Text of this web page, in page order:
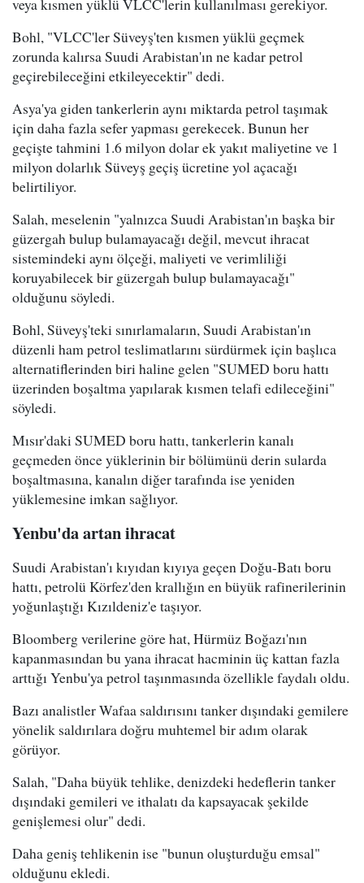
veya kısmen yüklü VLCC'lerin kullanılması gerekiyor.
Bohl, "VLCC'ler Süveyş'ten kısmen yüklü geçmek
zorunda kalırsa Suudi Arabistan'ın ne kadar petrol
geçirebileceğini etkileyecektir" dedi.
Asya'ya giden tankerlerin aynı miktarda petrol taşımak
için daha fazla sefer yapması gerekecek. Bunun her
geçişte tahmini 1.6 milyon dolar ek yakıt maliyetine ve 1
milyon dolarlık Süveyş geçiş ücretine yol açacağı
belirtiliyor.
Salah, meselenin "yalnızca Suudi Arabistan'ın başka bir
güzergah bulup bulamayacağı değil, mevcut ihracat
sistemindeki aynı ölçeği, maliyeti ve verimliliği
koruyabilecek bir güzergah bulup bulamayacağı"
olduğunu söyledi.
Bohl, Süveyş'teki sınırlamaların, Suudi Arabistan'ın
düzenli ham petrol teslimatlarını sürdürmek için başlıca
alternatiflerinden biri haline gelen "SUMED boru hattı
üzerinden boşaltma yapılarak kısmen telafi edileceğini"
söyledi.
Mısır'daki SUMED boru hattı, tankerlerin kanalı
geçmeden önce yüklerinin bir bölümünü derin sularda
boşaltmasına, kanalın diğer tarafında ise yeniden
yüklemesine imkan sağlıyor.
Yenbu'da artan ihracat
Suudi Arabistan'ı kıyıdan kıyıya geçen Doğu-Batı boru
hattı, petrolü Körfez'den krallığın en büyük rafinerilerinin
yoğunlaştığı Kızıldeniz'e taşıyor.
Bloomberg verilerine göre hat, Hürmüz Boğazı'nın
kapanmasından bu yana ihracat hacminin üç kattan fazla
arttığı Yenbu'ya petrol taşınmasında özellikle faydalı oldu.
Bazı analistler Wafaa saldırısını tanker dışındaki gemilere
yönelik saldırılara doğru muhtemel bir adım olarak
görüyor.
Salah, "Daha büyük tehlike, denizdeki hedeflerin tanker
dışındaki gemileri ve ithalatı da kapsayacak şekilde
genişlemesi olur" dedi.
Daha geniş tehlikenin ise "bunun oluşturduğu emsal"
olduğunu ekledi.